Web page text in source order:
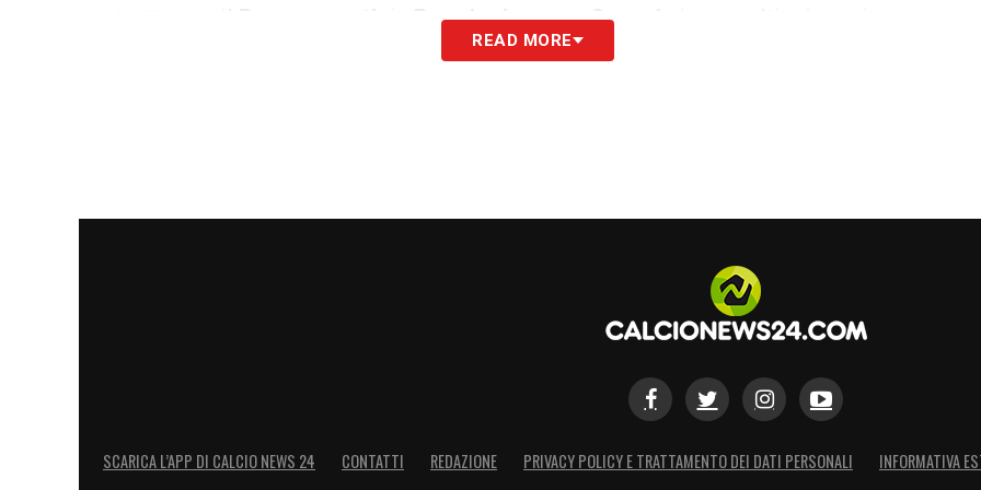
Premier League.Senesi
che al club capitolino. I costi dell’operazione sono considerati abbordabili. Dai
READ MORE
SCARICA L’APP DI CALCIO NEWS 24 CONTATTI REDAZIONE PRIVACY POLICY E TRATTAMENTO DEI DATI PERSONALI INFORMATIVA